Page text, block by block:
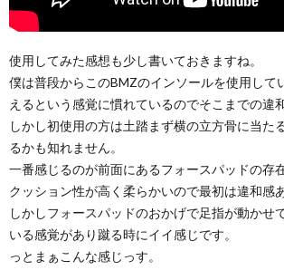
使用してみた感想も少し書いておきますね。
僕は普段からこのBMZのインソールを使用して
えるという感覚に慣れているのでそこまでの違
しかし初使用の方は土踏まず横の立方骨に当た
るかも知れません。
一番感じるのが前面にあるフォースパッドの存在
クッション性が高く柔らかいので最初は違和感
しかしフォースパッドのおかげで足指が動かせ
いる感覚があり蹴る時にイイ感じです。
っとまぁこんな感じっす。